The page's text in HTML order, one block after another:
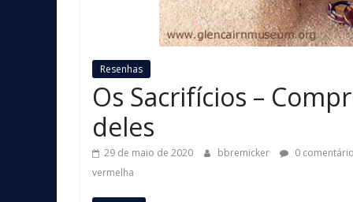
Resenhas
Os Sacrifícios –
deles
29 de maio de 2020 bbremicker 0
vermelha